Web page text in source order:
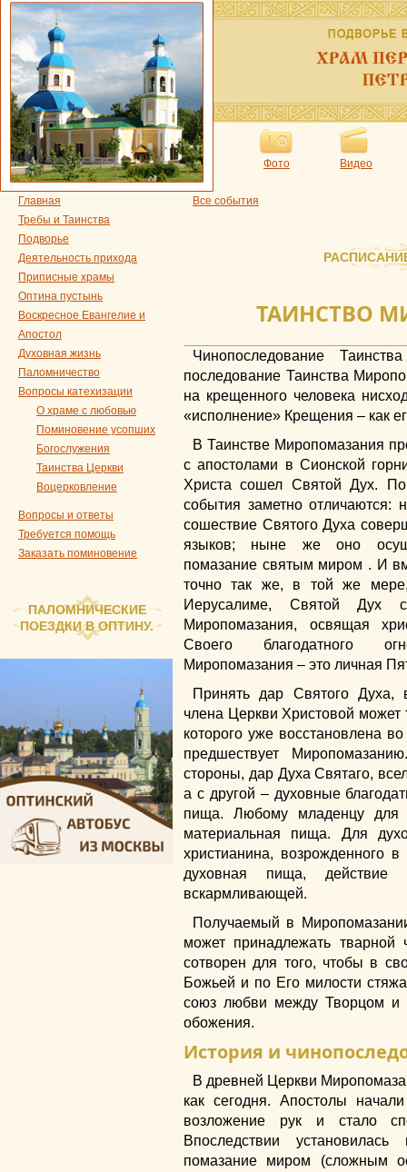
Фото Видео
Главная
Требы и Таинства
Подворье
Деятельность прихода
Приписные храмы
Оптина пустынь
Воскресное Евангелие и
Апостол
Духовная жизнь
Паломничество
Вопросы катехизации
О храме с любовью
Поминовение усопших
Богослужения
Таинства Церкви
Воцерковление
Вопросы и ответы
Требуется помощь
Заказать поминовение
ПАЛОМНИЧЕСКИЕ
ПОЕЗДКИ В ОПТИНУ.
Все события
ТАИНСТВО
Чинопоследование
последование Таинства
на крещенного человека
«исполнение» Крещения – как
В Таинстве Миропомазания
с апостолами в Сионской
Христа сошел Святой Дух.
события заметно отличаются:
сошествие Святого Духа
языков; ныне же оно
помазание святым миром . И
точно так же, в той же
Иерусалиме, Святой Дух
Миропомазания, освящая
Своего благодатного
Миропомазания – это личная
Принять дар Святого Духа,
члена Церкви Христовой может
которого уже восстановлена
предшествует
стороны, дар Духа Святаго,
а с другой – духовные
пища. Любому младенцу для
материальная пища. Для
христианина, возрожденного
духовная пища, действие
вскармливающей.
Получаемый в
может принадлежать тварной
сотворен для того, чтобы в
Божьей и по Его милости
союз любви между Творцом и
обожения.
История и
В древней Церкви
как сегодня. Апостолы
возложение рук и стало
Впоследствии
помазание миром (сложным